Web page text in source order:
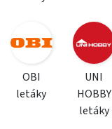
OBI
letáky
UNI
HOBBY
letáky